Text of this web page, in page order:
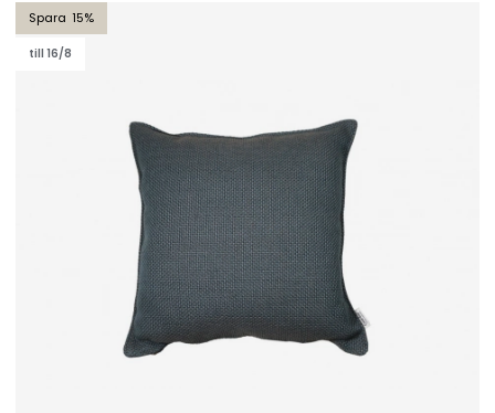
15
till 16/8
Focus prydnadskudde 50x50 cm - medium blue